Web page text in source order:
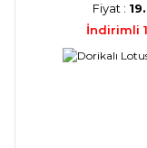
Fiyat :
İndirimli